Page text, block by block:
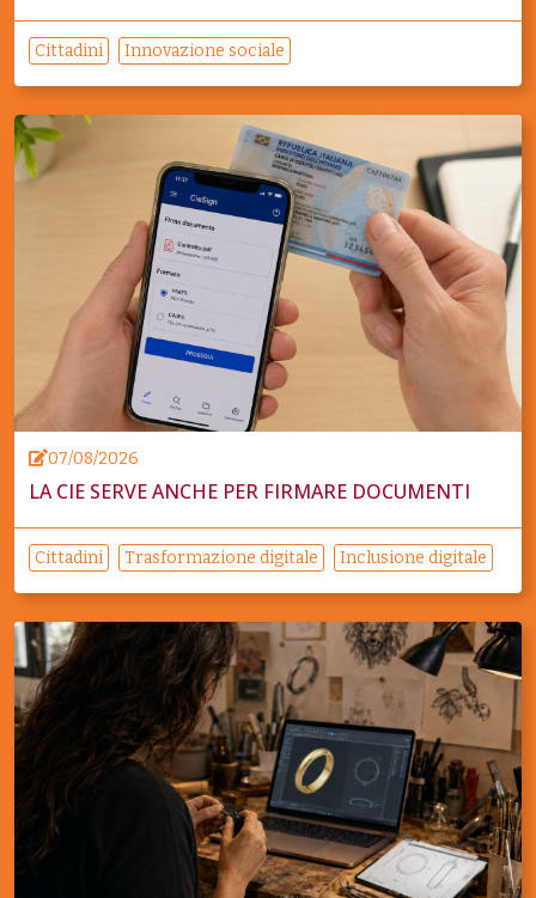
Cittadini Innovazione sociale
07/08/2026
LA CIE SERVE ANCHE PER FIRMARE DOCUMENTI
Cittadini Trasformazione digitale Inclusione digitale